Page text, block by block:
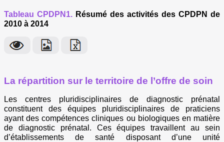
Tableau CPDPN1. Résumé des activités des CPDPN de
2010 à 2014
La répartition sur le territoire de l’offre de soin
Les centres pluridisciplinaires de diagnostic prénatal
constituent des équipes pluridisciplinaires de praticiens
ayant des compétences cliniques ou biologiques en matière
de diagnostic prénatal. Ces équipes travaillent au sein
d’établissements de santé disposant d’une unité